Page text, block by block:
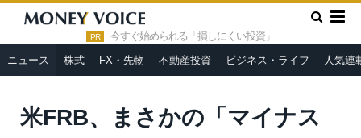
PR 今すぐ始められる「損しにくい投資」
ニュース 株式 FX・先物 不動産投資 ビジネス・ライフ 人気連
HOME » ニュース »
米FRB、まさかの「マイナス金利導入」で
終わる市場～国際決済銀行（BIS）の罠
GongTo / Shutterstock.com
米FRB、まさかの「マイナス